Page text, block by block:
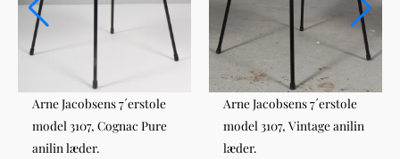
Arne Jacobsens 7´erstole
model 3107, Cognac Pure
anilin læder.
Arne Jacobsens 7´erstole
model 3107, Vintage anilin
læder.